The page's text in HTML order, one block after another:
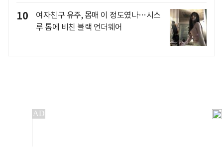
10
여자친구 유주, 몸매 이 정도였나…시스
루 톱에 비친 블랙 언더웨어